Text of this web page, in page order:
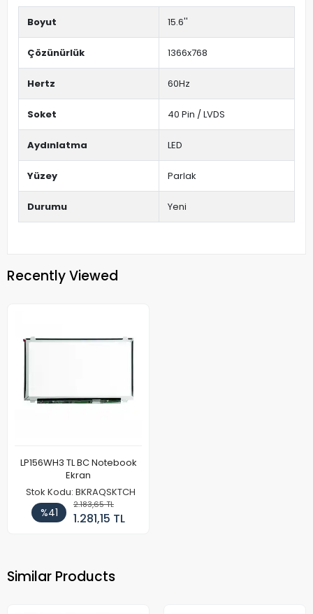
Boyut 15.6''
Çözünürlük 1366x768
Hertz 60Hz
Soket 40 Pin / LVDS
Aydınlatma LED
Yüzey Parlak
Durumu Yeni
Recently Viewed
LP156WH3 TL BC Notebook
Ekran
Stok Kodu: BKRAQSKTCH
%41
2.183,65 TL
1.281,15 TL
Similar Products